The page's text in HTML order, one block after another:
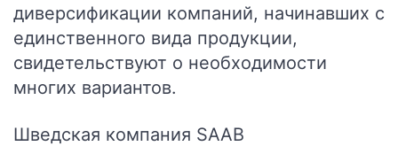
диверсификации компаний, начинавших с
единственного вида продукции,
свидетельствуют о необходимости
многих вариантов.
Шведская компания SAAB